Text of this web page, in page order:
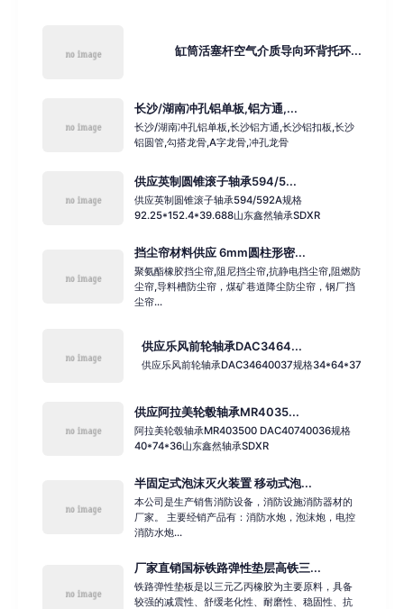
缸筒活塞杆空气介质导向环背托环...
长沙/湖南冲孔铝单板,铝方通,...
长沙/湖南冲孔铝单板,长沙铝方通,长沙铝扣板,长沙
铝圆管,勾搭龙骨,A字龙骨,冲孔龙骨
供应英制圆锥滚子轴承594/5...
供应英制圆锥滚子轴承594/592A规格
92.25*152.4*39.688山东鑫然轴承SDXR
挡尘帘材料供应 6mm圆柱形密...
聚氨酯橡胶挡尘帘,阻尼挡尘帘,抗静电挡尘帘,阻燃防
尘帘,导料槽防尘帘，煤矿巷道降尘防尘帘，钢厂挡
尘帘...
供应乐风前轮轴承DAC3464...
供应乐风前轮轴承DAC34640037规格34*64*37
供应阿拉美轮毂轴承MR4035...
阿拉美轮毂轴承MR403500 DAC40740036规格
40*74*36山东鑫然轴承SDXR
半固定式泡沫灭火装置 移动式泡...
本公司是生产销售消防设备，消防设施消防器材的
厂家。 主要经销产品有：消防水炮，泡沫炮，电控
消防水炮...
厂家直销国标铁路弹性垫层高铁三...
铁路弹性垫板是以三元乙丙橡胶为主要原料，具备
较强的减震性、舒缓老化性、耐磨性、稳固性、抗